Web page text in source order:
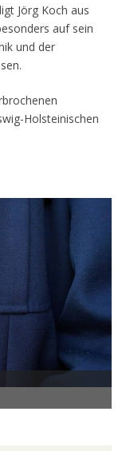
Jörg Koch aus
auf sein
und der
Holsteinischen